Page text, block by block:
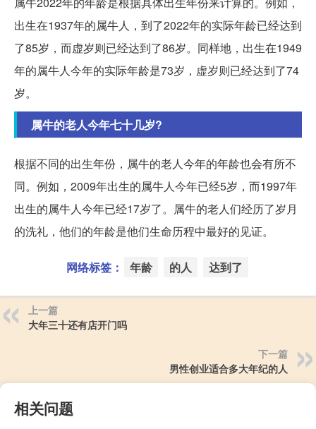
出生在1937年的属牛人，到了2022年的实际年龄已经达到
了85岁，而虚岁则已经达到了86岁。同样地，出生在1949
年的属牛人今年的实际年龄是73岁，虚岁则已经达到了74
岁。
属牛的老人今年七十几岁?
根据不同的出生年份，属牛的老人今年的年龄也会有所不
同。例如，2009年出生的属牛人今年已经5岁，而1997年
出生的属牛人今年已经17岁了。属牛的老人们经历了岁月
的洗礼，他们的年龄是他们生命历程中最好的见证。
网络标签： 年龄 的人 达到了
上一篇
大年三十还有店开门吗
下一篇
男性创业适合多大年纪的人
相关问题